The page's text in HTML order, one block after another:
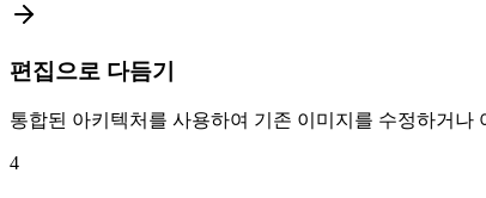
편집으로 다듬기
통합된 아키텍처를 사용하여 기존 이미지를 수정하거나
4